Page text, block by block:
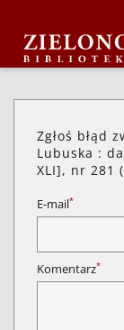
Zgłoś błąd
Lubuska :
XLI], nr 281
E-mail*
Komentarz*